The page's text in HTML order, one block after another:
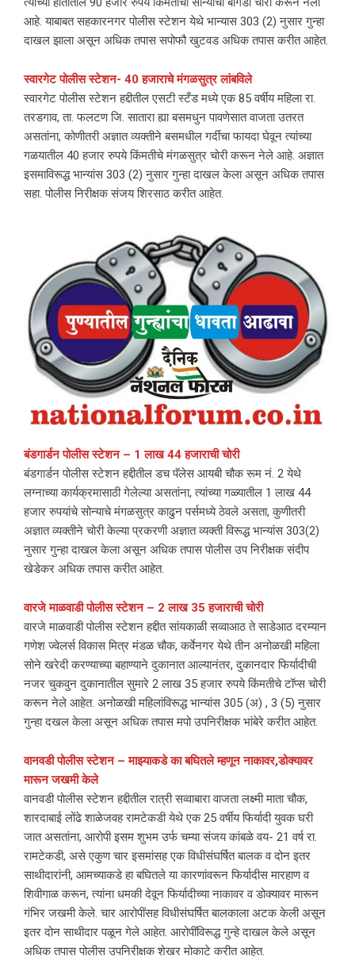
आहे. याबाबत सहकारनगर पोलीस स्टेशन येथे भान्यास 303 (2) नुसार गुन्हा
दाखल झाला असून अधिक तपास सपोफौ खुटवड अधिक तपास करीत आहेत.
स्वारगेट पोलीस स्टेशन- 40 हजाराचे मंगळसुत्र लांबविले
स्वारगेट पोलीस स्टेशन हद्दीतील एसटी स्टँड मध्ये एक 85 वर्षीय महिला रा.
तरडगाव, ता. फलटण जि. सातारा ह्या बसमधुन पावणेसात वाजता उतरत
असतांना, कोणीतरी अज्ञात व्यक्तीने बसमधील गर्दीचा फायदा घेवून त्यांच्या
गळयातील 40 हजार रुपये किंमतीचे मंगळसुत्र चोरी करून नेले आहे. अज्ञात
इसमाविरूद्ध भान्यांस 303 (2) नुसार गुन्हा दाखल केला असून अधिक तपास
सहा. पोलीस निरीक्षक संजय शिरसाठ करीत आहेत.
बंडगार्डन पोलीस स्टेशन – 1 लाख 44 हजाराची चोरी
बंडगार्डन पोलीस स्टेशन हद्दीतील डच पॅलेस आयबी चौक रूम नं. 2 येथे
लग्नाच्या कार्यक्रमासाठी गेलेल्या असतांना, त्यांच्या गळ्यातील 1 लाख 44
हजार रुपयांचे सोन्याचे मंगळसुत्र काढुन पर्समध्ये ठेवले असता, कुणीतरी
अज्ञात व्यक्तीने चोरी केल्या प्रकरणी अज्ञात व्यक्ती विरूद्ध भान्यांस 303(2)
नुसार गुन्हा दाखल केला असून अधिक तपास पोलीस उप निरीक्षक संदीप
खेडेकर अधिक तपास करीत आहेत.
वारजे माळवाडी पोलीस स्टेशन – 2 लाख 35 हजाराची चोरी
वारजे माळवाडी पोलीस स्टेशन हद्दीत सांयकाळी सव्वाआठ ते साडेआठ दरम्यान
गणेश ज्वेलर्स विकास मित्र मंडळ चौक, कर्वेनगर येथे तीन अनोळखी महिला
सोने खरेदी करण्याच्या बहाण्याने दुकानात आल्यानंतर, दुकानदार फिर्यादीची
नजर चुकवुन दुकानातील सुमारे 2 लाख 35 हजार रुपये किंमतीचे टॉप्स चोरी
करून नेले आहेत. अनोळखी महिलांविरूद्ध भान्यांस 305 (अ) , 3 (5) नुसार
गुन्हा दखल केला असून अधिक तपास मपो उपनिरीक्षक भांबेरे करीत आहेत.
वानवडी पोलीस स्टेशन – माझ्याकडे का बघितले म्हणून नाकावर,डोक्यावर
मारून जखमी केले
वानवडी पोलीस स्टेशन हद्दीतील रात्री सव्वाबारा वाजता लक्ष्मी माता चौक,
शारदाबाई लोंढे शाळेजवह रामटेकडी येथे एक 25 वर्षीय फिर्यादी युवक घरी
जात असतांना, आरोपी इसम शुभम उर्फ चम्या संजय कांबळे वय- 21 वर्ष रा.
रामटेकडी, असे एकुण चार इसमांसह एक विधीसंघर्षित बालक व दोन इतर
साथीदारांनी, आमच्याकडे हा बघितले या कारणांवरून फिर्यादीस मारहाण व
शिवीगाळ करून, त्यांना धमकी देवून फिर्यादीच्या नाकावर व डोक्यावर मारून
गंभिर जखमी केले. चार आरोपींसह विधीसंघर्षित बालकाला अटक केली असून
इतर दोन साथीदार पळून गेले आहेत. आरोपींविरूद्ध गुन्हे दाखल केले असून
अधिक तपास पोलीस उपनिरीक्षक शेखर मोकाटे करीत आहेत.